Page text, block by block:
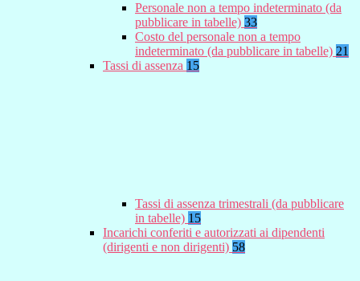
Personale non a tempo indeterminato (da
pubblicare in tabelle) 33
Costo del personale non a tempo
indeterminato (da pubblicare in tabelle) 21
Tassi di assenza 15
Tassi di assenza trimestrali (da pubblicare
in tabelle) 15
Incarichi conferiti e autorizzati ai dipendenti
(dirigenti e non dirigenti) 58